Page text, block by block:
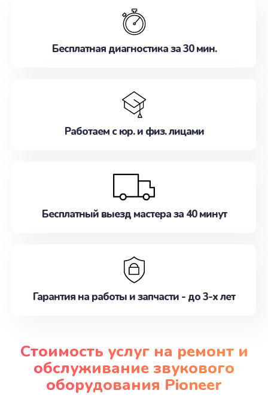
Бесплатная диагностика за 30 мин.
Работаем с юр. и физ. лицами
Бесплатный выезд мастера за 40 минут
Гарантия на работы и запчасти - до 3-х лет
Стоимость услуг на ремонт и
обслуживание звукового
оборудования Pioneer